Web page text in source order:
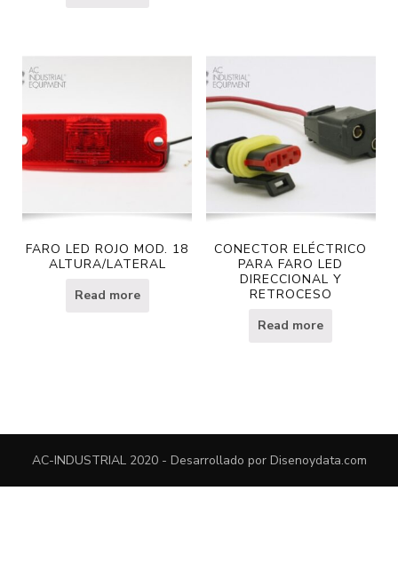
FARO LED ROJO MOD. 18
ALTURA/LATERAL
Read more
CONECTOR ELÉCTRICO
PARA FARO LED
DIRECCIONAL Y
RETROCESO
Read more
AC-INDUSTRIAL 2020 - Desarrollado por Disenoydata.com